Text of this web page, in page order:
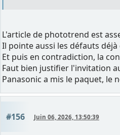
L'article de phototrend est
Il pointe aussi les défauts
Et puis en contradiction, la
Faut bien justifier l'invitation
Panasonic a mis le paquet, le
#156 Juin 06, 2026, 13:50:39